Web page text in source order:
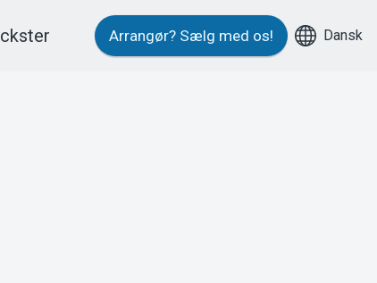
Arrangør? Sælg med os! Dansk